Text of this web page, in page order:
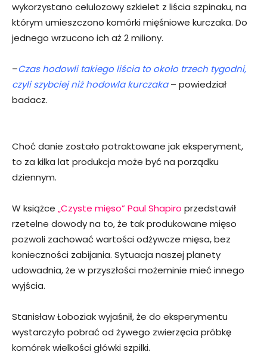
wykorzystano celulozowy szkielet z liścia szpinaku, na
którym umieszczono komórki mięśniowe kurczaka. Do
jednego wrzucono ich aż 2 miliony.
–Czas hodowli takiego liścia to około trzech tygodni,
czyli szybciej niż hodowla kurczaka– powiedział
badacz.
Choć danie zostało potraktowane jak eksperyment,
to za kilka lat produkcja może być na porządku
dziennym.
W książce „Czyste mięso” Paul Shapiro przedstawił
rzetelne dowody na to, że tak produkowane mięso
pozwoli zachować wartości odżywcze mięsa, bez
konieczności zabijania. Sytuacja naszej planety
udowadnia, że w przyszłości możeminie mieć innego
wyjścia.
Stanisław Łoboziak wyjaśnił, że do eksperymentu
wystarczyło pobrać od żywego zwierzęcia próbkę
komórek wielkości główki szpilki.